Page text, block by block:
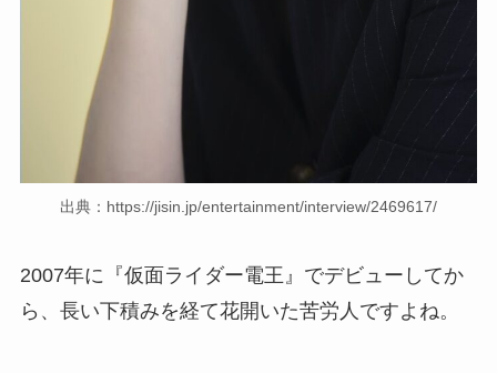
出典：https://jisin.jp/entertainment/interview/2469617/
2007年に『仮面ライダー電王』でデビューしてか
ら、長い下積みを経て花開いた苦労人ですよね。